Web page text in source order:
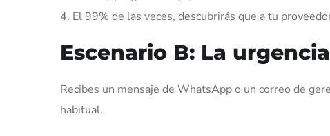
El 99% de las veces, descubrirás que a tu
Escenario B: La
Recibes un mensaje de WhatsApp o un correo de
habitual.